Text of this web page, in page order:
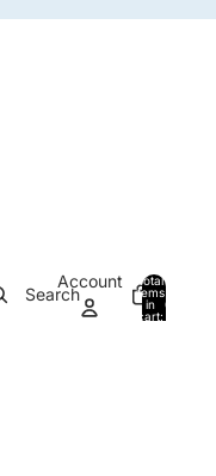
Search
Account
Total
items
in
cart:
0